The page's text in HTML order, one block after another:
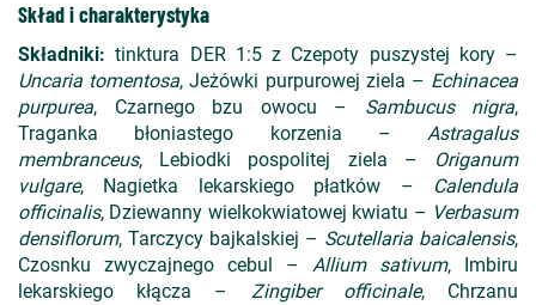
Skład i charakterystyka
Składniki: tinktura DER 1:5 z Czepoty puszystej kory –
Uncaria tomentosa, Jeżówki purpurowej ziela – Echinacea
purpurea, Czarnego bzu owocu – Sambucus nigra,
Traganka błoniastego korzenia – Astragalus
membranceus, Lebiodki pospolitej ziela –
Origanum
vulgare, Nagietka lekarskiego płatków –
Calendula
officinalis, Dziewanny wielkokwiatowej kwiatu – Verbasum
densiflorum, Tarczycy bajkalskiej – Scutellaria baicalensis,
Czosnku zwyczajnego cebul – Allium sativum, Imbiru
lekarskiego kłącza – Zingiber officinale, Chrzanu